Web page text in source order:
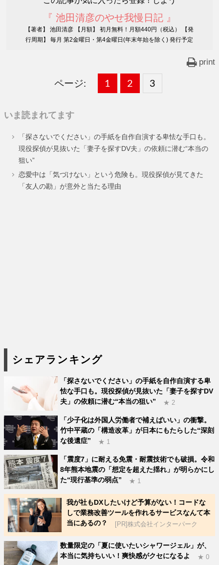
『 池田清彦のやせ我慢日記 』
【著者】 池田清彦 【月額】 初月無料！月額440円（税込） 【発
行周期】 毎月 第2金曜日・第4金曜日(年末年始を除く) 発行予定
print
ページ:
固
ー
1 ,
固
ー
2 ,
固
ー
3
いま読まれてます
「探さないでください」の手紙を自作自演する卑怯な手口も。
現役探偵が見抜いた「妻子を探すDV夫」の依頼に潜む“本当の
狙い”
恋愛中は「気づけない」という危険も。現役探偵が見てきた
「友人の勘」が意外と当たる理由
シェアランキング
「探さないでください」の手紙を自作自演する卑
怯な手口も。現役探偵が見抜いた「妻子を探すDV
夫」の依頼に潜む“本当の狙い”
★ 2
「少子化は外国人労働者で補えばいい」の衝撃。
竹中平蔵の「構造改革」が日本にもたらした“深刻
な後遺症”
★ 1
「震度7」に耐える免震・耐震技術でも破損。令和
8年熊本地震の「想定を超えた揺れ」が明らかにし
た“現行基準の弱点”
★ 1
我が社もDXしたいけど予算がない！コードな
しで業務改善ツールを作れるサービスなんて本
当にあるの？
[PR]株式会社インターパーク
数量限定の「夏に使いたいシャワージェル」が、
本当に気持ちいい！爽快感がクセになるよ
★ 0